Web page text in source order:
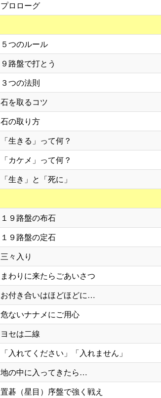
プロローグ
５つのルール
９路盤で打とう
３つの法則
石を取るコツ
石の取り方
「生きる」って何？
「カケメ」って何？
「生き」と「死に」
１９路盤の布石
１９路盤の定石
三々入り
まわりに来たらごあいさつ
お付き合いはほどほどに…
危ないナナメにご用心
ヨセは二線
「入れてください」「入れません」
地の中に入ってきたら…
置碁（星目）序盤で強く戦え